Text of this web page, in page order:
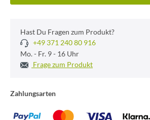
Hast Du Fragen zum Produkt?
+49 371 240 80 916
Mo. - Fr. 9 - 16 Uhr
Frage zum Produkt
Zahlungsarten